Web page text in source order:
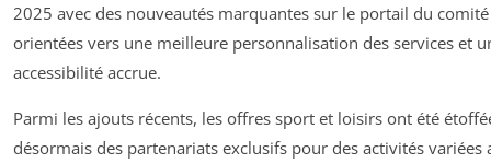
2025 avec des nouveautés marquantes sur le portail du comité
orientées vers une meilleure personnalisation des services et
accessibilité accrue.
Parmi les ajouts récents, les offres sport et loisirs ont été
désormais des partenariats exclusifs pour des activités variées